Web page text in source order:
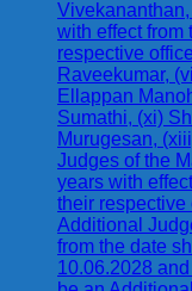
with effect from
respective
Raveekumar,
Ellappan
Sumathi, (xi)
Murugesan,
Judges of the
years with
their respective
Additional
from the date
10.06.2028